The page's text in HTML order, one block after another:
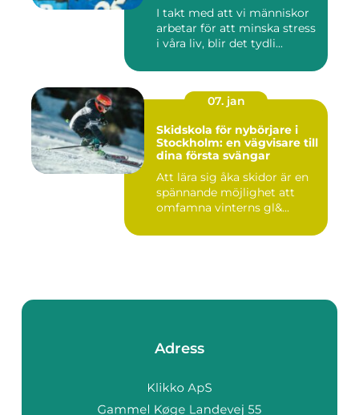
I takt med att vi människor
arbetar för att minska stress
i våra liv, blir det tydli...
07. jan
Skidskola för nybörjare i
Stockholm: en vägvisare till
dina första svängar
Att lära sig åka skidor är en
spännande möjlighet att
omfamna vinterns gl&...
Adress